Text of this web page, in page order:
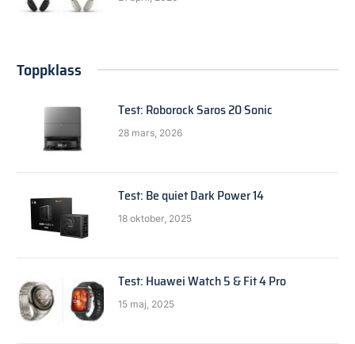
Toppklass
Test: Roborock Saros 20 Sonic
28 mars, 2026
Test: Be quiet Dark Power 14
18 oktober, 2025
Test: Huawei Watch 5 & Fit 4 Pro
15 maj, 2025